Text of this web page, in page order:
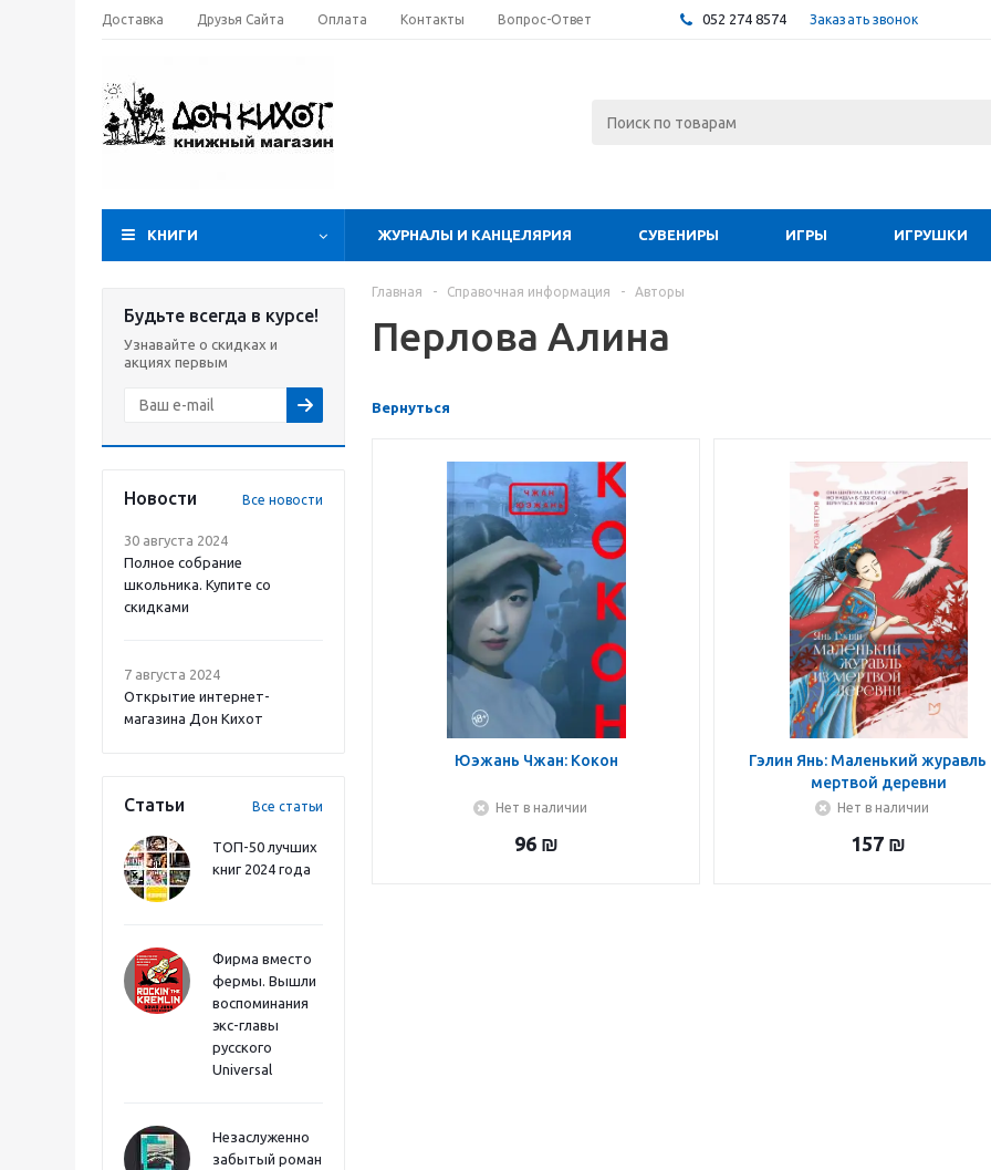
Доставка Друзья Сайта Оплата Контакты Вопрос-Ответ 052 274 8574 Заказать звонок
КНИГИ ЖУРНАЛЫ И КАНЦЕЛЯРИЯ СУВЕНИРЫ ИГРЫ ИГРУШКИ
Будьте всегда в курсе!
Узнавайте о скидках и
акциях первым
Новости Все новости
30 августа 2024
Полное собрание
школьника. Купите со
скидками
7 августа 2024
Открытие интернет-
магазина Дон Кихот
Статьи Все статьи
ТОП-50 лучших
книг 2024 года
Фирма вместо
фермы. Вышли
воспоминания
экс-главы
русского
Universal
Незаслуженно
забытый роман
Главная - Справочная информация - Авторы
Перлова Алина
Вернуться
Юэжань Чжан: Кокон
Нет в наличии
96 ₪
Гэлин Янь: Маленький журавль
мертвой деревни
Нет в наличии
157 ₪